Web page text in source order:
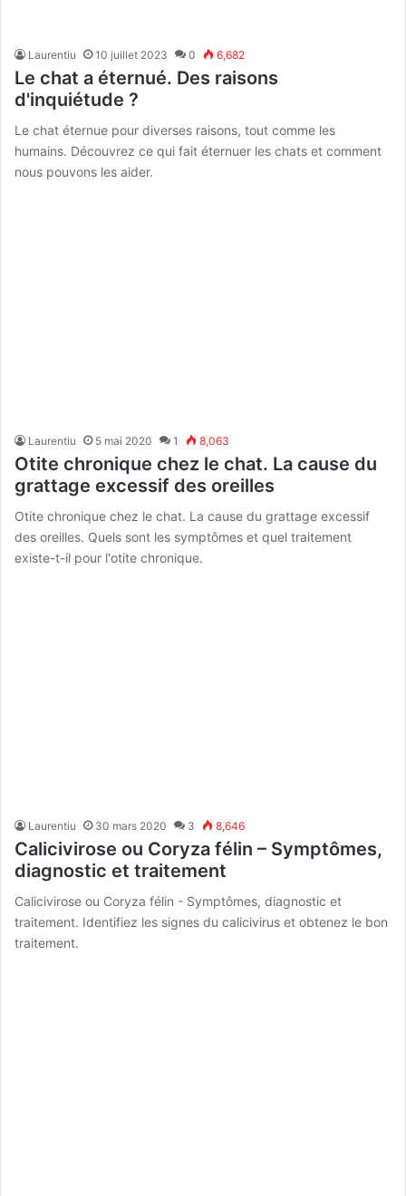
Laurentiu 10 juillet 2023 0 6,682
Le chat a éternué. Des raisons
d'inquiétude ?
Le chat éternue pour diverses raisons, tout comme les
humains. Découvrez ce qui fait éternuer les chats et comment
nous pouvons les aider.
Laurentiu 5 mai 2020 1 8,063
Otite chronique chez le chat. La cause du
grattage excessif des oreilles
Otite chronique chez le chat. La cause du grattage excessif
des oreilles. Quels sont les symptômes et quel traitement
existe-t-il pour l'otite chronique.
Laurentiu 30 mars 2020 3 8,646
Calicivirose ou Coryza félin – Symptômes,
diagnostic et traitement
Calicivirose ou Coryza félin - Symptômes, diagnostic et
traitement. Identifiez les signes du calicivirus et obtenez le bon
traitement.